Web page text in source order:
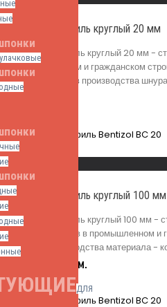
ДЛЯ
профиль круглый 20 мм
профиль круглый 20 мм -
в промышленном и гражданском
- серый, состав производства
₽Цена за п.м.
More
просмотр
профиль круглый 100 мм
профиль круглый 100 мм -
швов в промышленном и
состав производства материала -
₽ Цена за п.м.